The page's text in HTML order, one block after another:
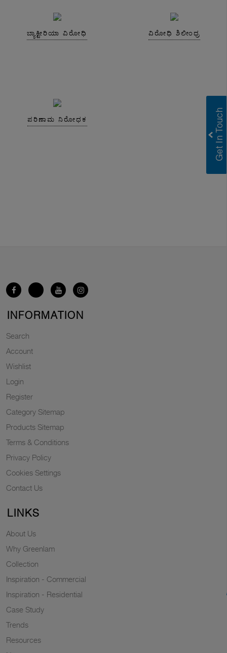
ಬ್ಯಾಕ್ಟೀರಿಯಾ ವಿರೋಧಿ ವಿರೋಧಿ ಶಿಲೀಂಧ್ರ
ಪರಿಣಾಮ ನಿರೋಧಕ
INFORMATION
Search
Account
Wishlist
Login
Register
Category Sitemap
Products Sitemap
Terms & Conditions
Privacy Policy
Cookies Settings
Contact Us
LINKS
About Us
Why Greenlam
Collection
Inspiration - Commercial
Inspiration - Residential
Case Study
Trends
Resources